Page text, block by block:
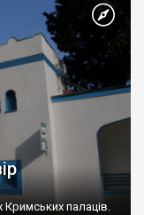
Кримських палаців.